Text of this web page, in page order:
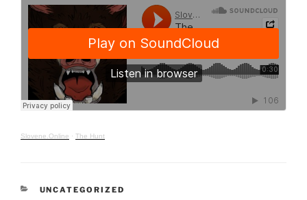
Slovene.Online · The Hunt
CATEGORIES
UNCATEGORIZED